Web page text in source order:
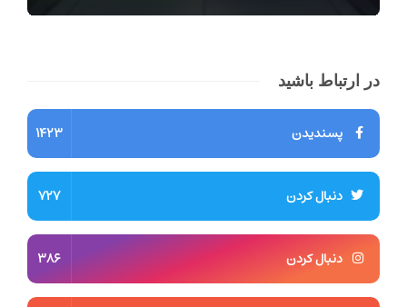
در ارتباط باشید
پسندیدن 1423
دنبال کردن 727
دنبال کردن 386